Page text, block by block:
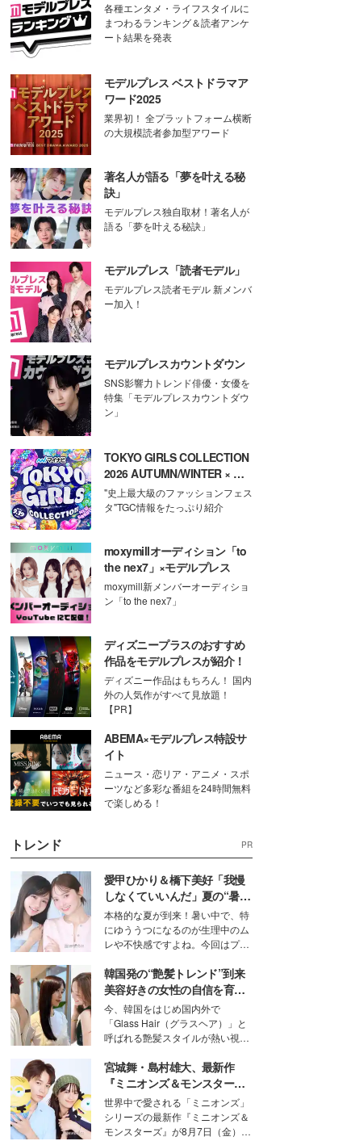
各種エンタメ・ライフスタイルに
まつわるランキング＆読者アンケ
ート結果を発表
モデルプレス ベストドラマア
ワード2025
業界初！ 全プラットフォーム横断
の大規模読者参加型アワード
著名人が語る「夢を叶える秘
訣」
モデルプレス独自取材！著名人が
語る「夢を叶える秘訣」
モデルプレス「読者モデル」
モデルプレス読者モデル 新メンバ
ー加入！
モデルプレスカウントダウン
SNS影響力トレンド俳優・女優を
特集「モデルプレスカウントダウ
ン」
TOKYO GIRLS COLLECTION
2026 AUTUMN/WINTER × モ
デルプレス
"史上最大級のファッションフェス
タ"TGC情報をたっぷり紹介
moxymillオーディション「to
the nex7」×モデルプレス
moxymill新メンバーオーディショ
ン「to the nex7」
ディズニープラスのおすすめ
作品をモデルプレスが紹介！
ディズニー作品はもちろん！ 国内
外の人気作がすべて見放題！
【PR】
ABEMA×モデルプレス特設サ
イト
ニュース・恋リア・アニメ・スポ
ーツなど多彩な番組を24時間無料
で楽しめる！
トレンド PR
愛甲ひかり＆橋下美好「我慢
しなくていいんだ」夏の“暑さ
対策”の新しい選択肢とは？
本格的な夏が到来！暑い中で、特
にゆううつになるのが生理中のム
レや不快感ですよね。今回はプラ
モデル・愛甲ひかりさんと橋下美
好さんを迎えて本音で女子会トー
ク。猛暑のお出かけを快適に過ご
すヒントや、2人が感動した夏の
生理の新常識にも迫りました。
韓国発の“艶髪トレンド”到来
美容好きの女性の自信を育む
「ヘアケア事情」って？
今、韓国をはじめ国内外で
「Glass Hair（グラスヘア）」と
呼ばれる艶髪スタイルが熱い視線
ションの完成度を高めるベースと
して、“髪そのものの美しさ”に改
めて注目する人が増えている様
子。今回は、そんな憧れの艶やか
な髪を日常で叶える、美容好きの
宮城舞・島村雄大、最新作
『ミニオンズ＆モンスター
ズ』の魅力熱弁 ハチャメチャ
だけじゃない“友情と絆”に感
動
世界中で愛される「ミニオンズ」
シリーズの最新作『ミニオンズ＆
モンスターズ』が8月7日（金）に